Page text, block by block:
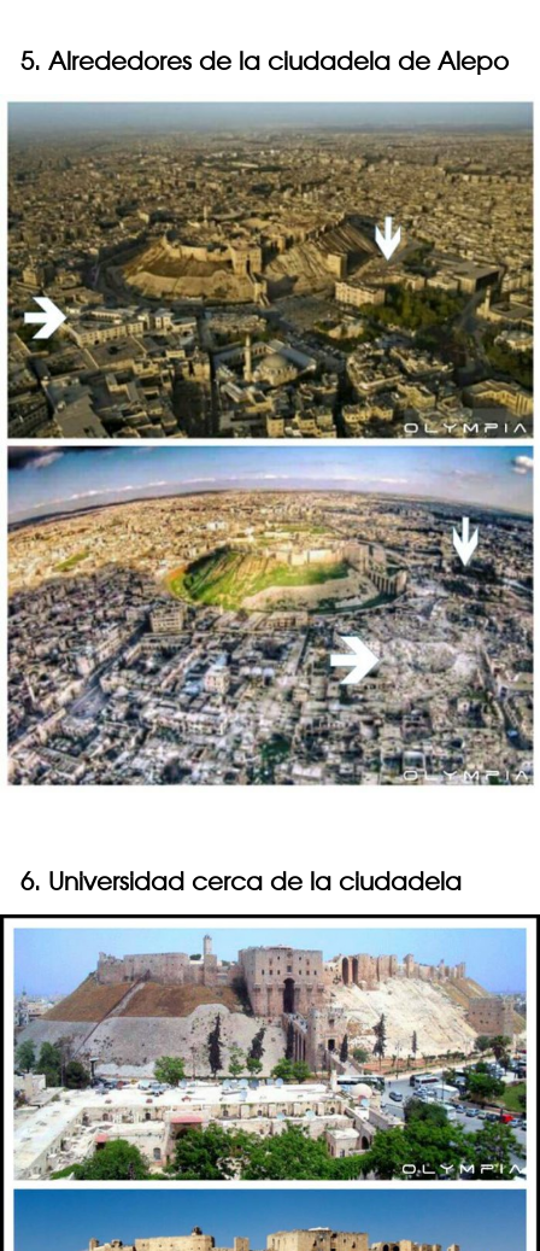
5. Alrededores de la ciudadela de Alepo
6. Universidad cerca de la ciudadela